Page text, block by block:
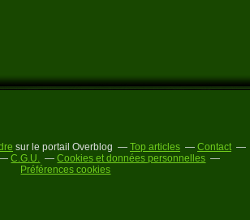
sur le portail Overblog Top articles
Contact
C.G.U.
Cookies et données personnelles
Préférences cookies